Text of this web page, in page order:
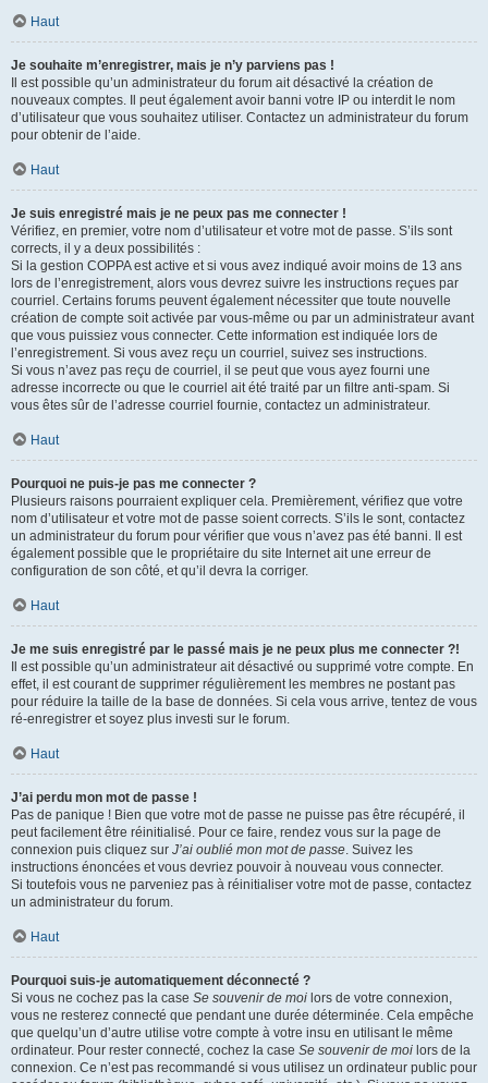
Haut
Je souhaite m’enregistrer, mais je n’y parviens pas !
Il est possible qu’un administrateur du forum ait désactivé la création de
nouveaux comptes. Il peut également avoir banni votre IP ou interdit le nom
d’utilisateur que vous souhaitez utiliser. Contactez un administrateur du forum
pour obtenir de l’aide.
Haut
Je suis enregistré mais je ne peux pas me connecter !
Vérifiez, en premier, votre nom d’utilisateur et votre mot de passe. S’ils sont
corrects, il y a deux possibilités :
Si la gestion COPPA est active et si vous avez indiqué avoir moins de 13 ans
lors de l’enregistrement, alors vous devrez suivre les instructions reçues par
courriel. Certains forums peuvent également nécessiter que toute nouvelle
création de compte soit activée par vous-même ou par un administrateur avant
que vous puissiez vous connecter. Cette information est indiquée lors de
l’enregistrement. Si vous avez reçu un courriel, suivez ses instructions.
Si vous n’avez pas reçu de courriel, il se peut que vous ayez fourni une
adresse incorrecte ou que le courriel ait été traité par un filtre anti-spam. Si
vous êtes sûr de l’adresse courriel fournie, contactez un administrateur.
Haut
Pourquoi ne puis-je pas me connecter ?
Plusieurs raisons pourraient expliquer cela. Premièrement, vérifiez que votre
nom d’utilisateur et votre mot de passe soient corrects. S’ils le sont, contactez
un administrateur du forum pour vérifier que vous n’avez pas été banni. Il est
également possible que le propriétaire du site Internet ait une erreur de
configuration de son côté, et qu’il devra la corriger.
Haut
Je me suis enregistré par le passé mais je ne peux plus me connecter ?!
Il est possible qu’un administrateur ait désactivé ou supprimé votre compte. En
effet, il est courant de supprimer régulièrement les membres ne postant pas
pour réduire la taille de la base de données. Si cela vous arrive, tentez de vous
ré-enregistrer et soyez plus investi sur le forum.
Haut
J’ai perdu mon mot de passe !
Pas de panique ! Bien que votre mot de passe ne puisse pas être récupéré, il
peut facilement être réinitialisé. Pour ce faire, rendez vous sur la page de
connexion puis cliquez sur J’ai oublié mon mot de passe. Suivez les
instructions énoncées et vous devriez pouvoir à nouveau vous connecter.
Si toutefois vous ne parveniez pas à réinitialiser votre mot de passe, contactez
un administrateur du forum.
Haut
Pourquoi suis-je automatiquement déconnecté ?
Si vous ne cochez pas la case Se souvenir de moi lors de votre connexion,
vous ne resterez connecté que pendant une durée déterminée. Cela empêche
que quelqu’un d’autre utilise votre compte à votre insu en utilisant le même
ordinateur. Pour rester connecté, cochez la case Se souvenir de moi lors de la
connexion. Ce n’est pas recommandé si vous utilisez un ordinateur public pour